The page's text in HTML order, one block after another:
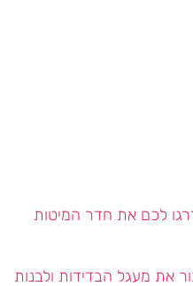
לכם את חדר המיטות
את מעגל הבדידות ולבנות